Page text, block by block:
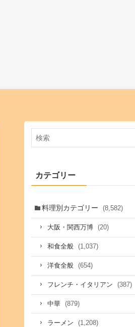
カテゴリー
料理別カテゴリー (8,582)
大阪・関西万博 (20)
和食全般 (1,037)
洋食全般 (654)
フレンチ・イタリアン (387)
中華 (879)
ラーメン (1,208)